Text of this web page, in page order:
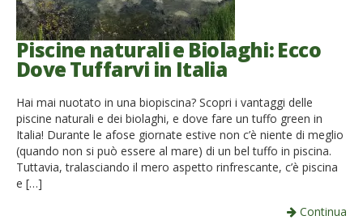
Piscine naturali e Biolaghi: Ecco
Dove Tuffarvi in Italia
Hai mai nuotato in una biopiscina? Scopri i vantaggi delle
piscine naturali e dei biolaghi, e dove fare un tuffo green in
Italia! Durante le afose giornate estive non c’è niente di meglio
(quando non si può essere al mare) di un bel tuffo in piscina.
Tuttavia, tralasciando il mero aspetto rinfrescante, c’è piscina
e […]
Continua